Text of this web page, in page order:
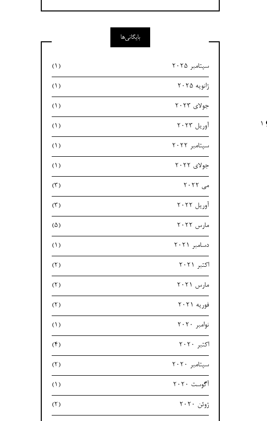
1
بایگانی‌ها
سپتامبر 2025 (1)
ژانویه 2025 (1)
جولای 2023 (1)
آوریل 2023 (1)
سپتامبر 2022 (1)
جولای 2022 (1)
می 2022 (3)
آوریل 2022 (3)
مارس 2022 (5)
دسامبر 2021 (1)
اکتبر 2021 (2)
مارس 2021 (2)
فوریه 2021 (2)
نوامبر 2020 (1)
اکتبر 2020 (4)
سپتامبر 2020 (2)
آگوست 2020 (1)
ژوئن 2020 (2)